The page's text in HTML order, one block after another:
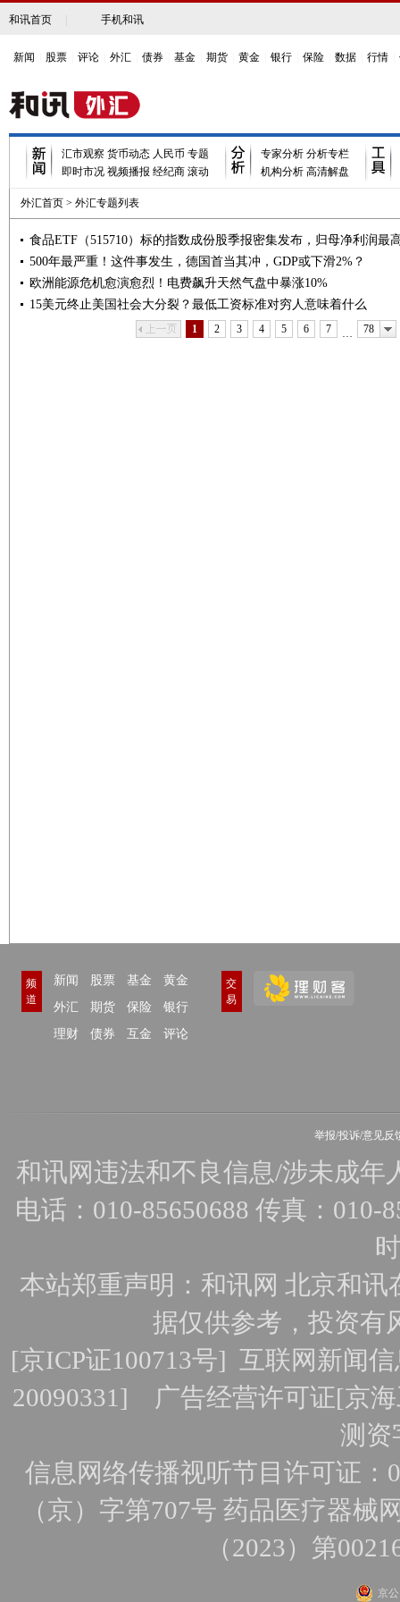
和讯首页 手机和讯
新闻 股票 评论 外汇 债券 基金 期货 黄金 银行 保险 数据 行情
汇市观察 货币动态 人民币 专题
即时市况 视频播报 经纪商 滚动
专家分析 分析专栏
机构分析 高清解盘
外汇首页 > 外汇专题列表
食品ETF（515710）标的指数成份股季报密集发布，归母净利润最
230%！机构：食饮行业有望迎来景气拐点
500年最严重！这件事发生，德国首当其冲，GDP或下滑2%？
欧洲能源危机愈演愈烈！电费飙升天然气盘中暴涨10%
15美元终止美国社会大分裂？最低工资标准对穷人意味着什么
1 2 3 4 5 6 7 … 78
下一页
频
道
新闻 股票 基金
黄金
外汇
期货 保险
银行
理财
债券 互金 评论
交
易
举报/投诉/意见反
和讯网违法和不良信息/涉未成年
电话：010-85650688 传真：010-
本站郑重声明：和讯网 北京和
据仅供参考，投资有
[京ICP证100713号]互联网新闻
20090331] 广告经营许可证[京
测资
信息网络传播视听节目许可证：
（京）字第707号 药品医疗器械
（2023）第
京